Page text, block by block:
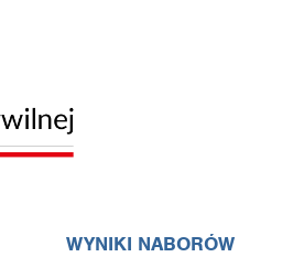
WYNIKI NABORÓW